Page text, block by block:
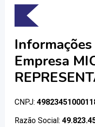
Empresa
CNPJ:
Razão Social: